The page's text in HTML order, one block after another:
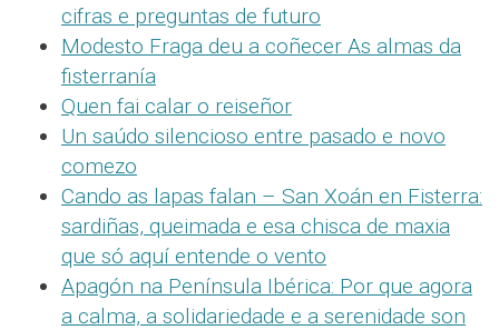
cifras e preguntas de futuro
Modesto Fraga deu a coñecer As almas da
fisterranía
Quen fai calar o reiseñor
Un saúdo silencioso entre pasado e novo
comezo
Cando as lapas falan – San Xoán en Fisterra:
sardiñas, queimada e esa chisca de maxia
que só aquí entende o vento
Apagón na Península Ibérica: Por que agora
a calma, a solidariedade e a serenidade son